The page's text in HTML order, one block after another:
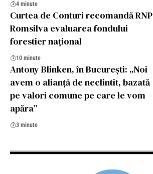
4 minute
Curtea de Conturi recomandă RNP
Romsilva evaluarea fondului
forestier național
10 minute
Antony Blinken, în București: „Noi
avem o alianță de neclintit, bazată
pe valori comune pe care le vom
apăra”
3 minute